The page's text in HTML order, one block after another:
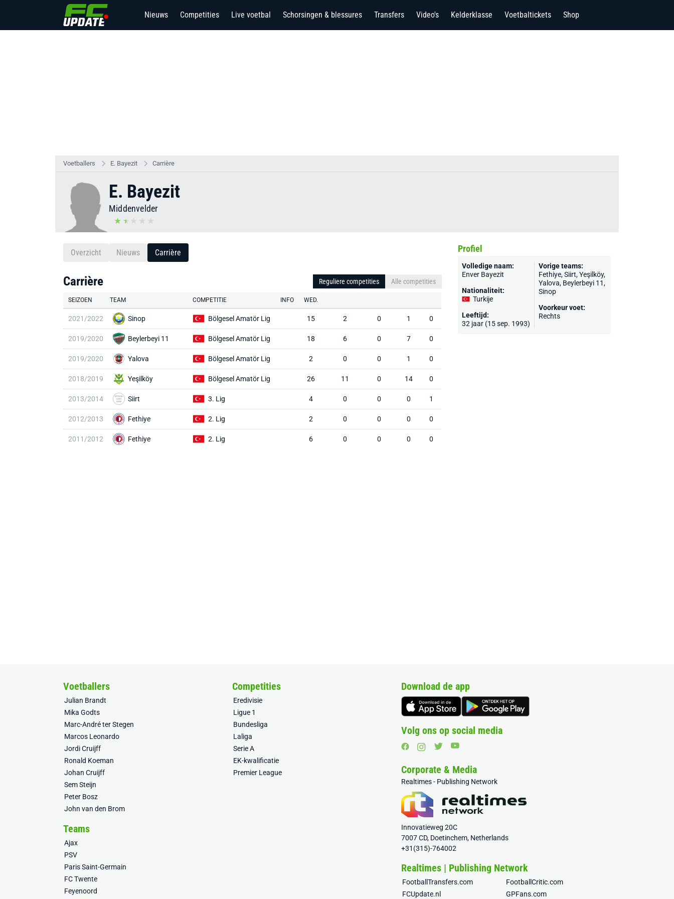
Nieuws Competities Live voetbal Schorsingen & blessures Transfers Video's Kelderklasse Voetbaltickets Shop
Voetballers E. Bayezit Carrière
E. Bayezit
Middenvelder
Overzicht Nieuws Carrière
Carrière Reguliere competities Alle competities
SEIZOEN TEAM COMPETITIE INFO WED.
2021/2022 Sinop Bölgesel Amatör Lig 15 2 0 1 0
2019/2020 Beylerbeyi 11 Bölgesel Amatör Lig 18 6 0 7 0
2019/2020 Yalova Bölgesel Amatör Lig 2 0 0 1 0
2018/2019 Yeşilköy Bölgesel Amatör Lig 26 11 0 14 0
2013/2014 Siirt 3. Lig 4 0 0 0 1
2012/2013 Fethiye 2. Lig 2 0 0 0 0
2011/2012 Fethiye 2. Lig 6 0 0 0 0
Profiel
Volledige naam:
Enver Bayezit
Nationaliteit:
Turkije
Leeftijd:
32 jaar (15 sep. 1993)
Vorige teams:
Fethiye, Siirt, Yeşilköy,
Yalova, Beylerbeyi 11,
Sinop
Voorkeur voet:
Rechts
Voetballers
Julian Brandt
Mika Godts
Marc-André ter Stegen
Marcos Leonardo
Jordi Cruijff
Ronald Koeman
Johan Cruijff
Sem Steijn
Peter Bosz
John van den Brom
Competities
Eredivisie
Ligue 1
Bundesliga
Laliga
Serie A
EK-kwalificatie
Premier League
Teams
Ajax
PSV
Paris Saint-Germain
FC Twente
Feyenoord
Download de app
Volg ons op social media
Corporate & Media
Realtimes - Publishing Network
Innovatieweg 20C
7007 CD, Doetinchem, Netherlands
+31(315)-764002
Realtimes | Publishing Network
FootballTransfers.com
FootballCritic.com
FCUpdate.nl
GPFans.com